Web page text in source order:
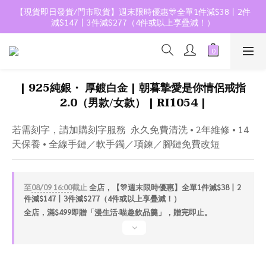
【現貨即日發貨/門市取貨】週末限時優惠🎊全單1件減$38丨2件
減$147丨3件減$277（4件或以上享疊減！）
| 925純銀・ 厚鍍白金 | 朝暮摯愛是你情侶戒指
2.0（男款/女款） | RI1054 |
若需刻字，請加購刻字服務  永久免費清洗 • 2年維修 • 14
天保養 • 全線手鏈／軟手鐲／項鍊／腳鏈免費改短
至08/09 16:00截止 全店，【🎊週末限時優惠】全單1件減$38丨2
件減$147丨3件減$277（4件或以上享疊減！）
全店，滿$499即贈「漫生活·喵趣飲品羹」，贈完即止。